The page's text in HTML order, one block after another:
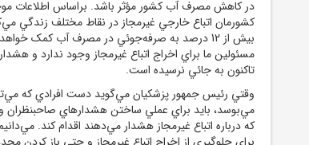
کشورمان اتباع خارجي غيرمجاز در نقاط مختلف زندگي
بيش از 12 درصد به صرفه‌جوئي در مصرف آب کمک
مسئولين ما براي اخراج اتباع غيرمجاز وجود ندارد و
تاکنون به جائي نرسيده است.
وقتي رئيس‌ جمهور پزشکيان مي‌گويد دست افرادي که
مي‌بوسد، بايد براي عملي ساختن هشدارهاي صاحبنظران
که درباره اتباع غيرمجاز هشدار مي‌دهند اقدام کند.